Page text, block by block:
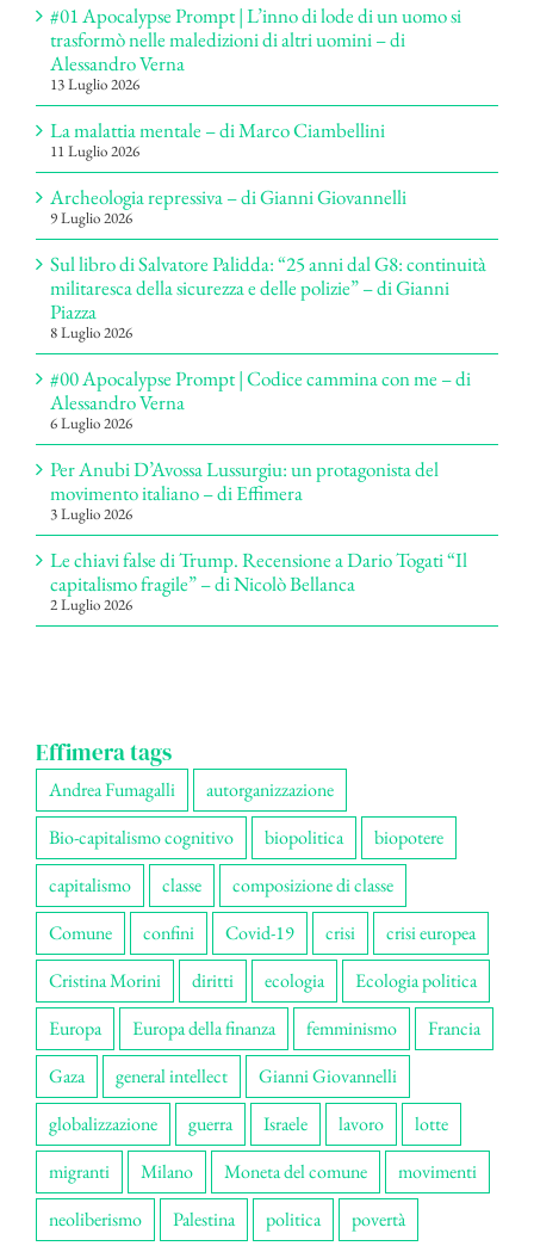
#01 Apocalypse Prompt | L’inno di lode di un uomo si
trasformò nelle maledizioni di altri uomini – di
Alessandro Verna
13 Luglio 2026
La malattia mentale – di Marco Ciambellini
11 Luglio 2026
Archeologia repressiva – di Gianni Giovannelli
9 Luglio 2026
Sul libro di Salvatore Palidda: “25 anni dal G8: continuità
militaresca della sicurezza e delle polizie” – di Gianni
Piazza
8 Luglio 2026
#00 Apocalypse Prompt | Codice cammina con me – di
Alessandro Verna
6 Luglio 2026
Per Anubi D’Avossa Lussurgiu: un protagonista del
movimento italiano – di Effimera
3 Luglio 2026
Le chiavi false di Trump. Recensione a Dario Togati “Il
capitalismo fragile” – di Nicolò Bellanca
2 Luglio 2026
Effimera tags
Andrea Fumagalli
autorganizzazione
Bio-capitalismo cognitivo
biopolitica
biopotere
capitalismo
classe
composizione di classe
Comune
confini Covid-19 crisi
crisi europea
Cristina Morini
diritti ecologia
Ecologia politica
Europa
Europa della finanza femminismo
Francia
Gaza
general intellect
Gianni Giovannelli
globalizzazione
guerra Israele lavoro
lotte
migranti
Milano Moneta del comune
movimenti
neoliberismo
Palestina politica povertà